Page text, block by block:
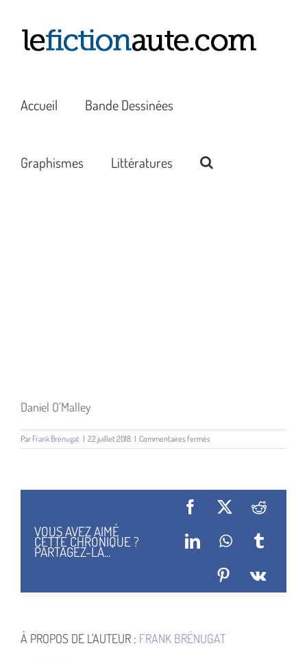
contenu
Accueil Bande Dessinées
Graphismes Littératures
Daniel O’Malley
Par Frank Brénugat | 22 juillet 2018 | Commentaires ferméssur
Daniel
VOUS AVEZ AIMÉ
CETTE CHRONIQUE ?
PARTAGEZ-LA...
Facebook
X Reddit
LinkedInWhatsApp
Tumblr
Pinterest
Vk
À PROPOS DE L'AUTEUR : FRANK BRÉNUGAT